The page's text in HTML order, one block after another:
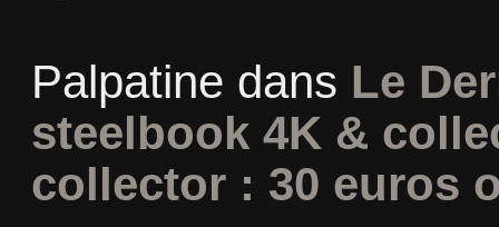
Palpatine dans Le
steelbook 4K &
collector : 30 euros